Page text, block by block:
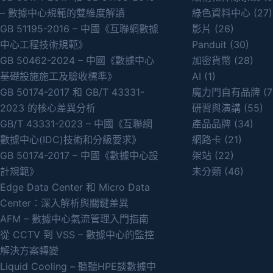
– 數據中心規範的雙維度解讀
GB 51195-2016 – 中國《互聯網數據
中心工程技術規範》
GB 50462-2024 – 中國《數據中心
基礎設施施工及驗收標準》
GB 50174-2017 和 GB/T 43331-
2023 的核心差異分析
GB/T 43331-2023 – 中國《互聯網
數據中心(IDC)技術和分級要求》
GB 50174-2017 – 中國《數據中心設
計規範》
Edge Data Center 和 Micro Data
Center：深入解析與關鍵差異
AFM – 數據中心氣流管理入門指南
從 CCTV 到 VSS – 數據中心的監控
解決方案轉變
Liquid Cooling – 聽聽HPE談數據中
綠色資料中心(27)
影片 (26)
Panduit (30)
加密貨幣 (28)
AI (1)
魔力門自有品牌
研習與演講(55)
產品品牌(34)
網路卡 (21)
架站(22)
未分類(46)